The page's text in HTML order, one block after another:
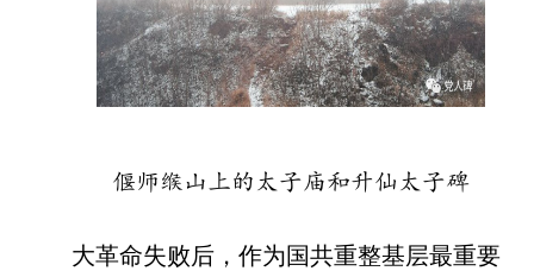
偃师缑山上的太子庙和升仙太子碑
大革命失败后，作为国共重整基层最重要